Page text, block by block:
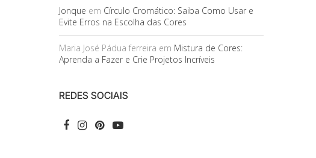
Jonque em Círculo Cromático: Saiba Como Usar e
Evite Erros na Escolha das Cores
Maria José Pádua ferreira em Mistura de Cores:
Aprenda a Fazer e Crie Projetos Incríveis
REDES SOCIAIS